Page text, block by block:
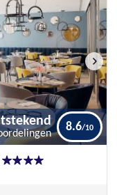
8.6